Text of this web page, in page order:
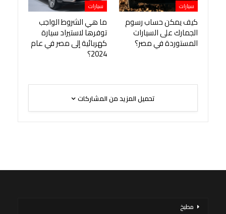
سيارات
كيف يمكن حساب رسوم
الجمارك على السيارات
المستوردة في مصر؟
سيارات
ما هي الشروط الواجب
توفرها لاستيراد سيارة
كهربائية إلى مصر في عام
2024؟
تحميل المزيد من المشاركات
مطبخ